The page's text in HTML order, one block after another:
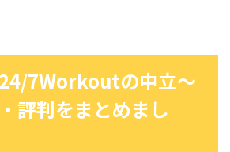
24/7Workoutの中立〜
評判をまとめまし